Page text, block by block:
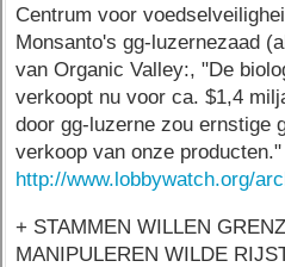
Centrum voor
Monsanto's gg-luzernezaad
van Organic Valley:, "De
verkoopt nu voor ca. $1,4
door gg-luzerne zou ernstige
verkoop van onze producten."
http://www.lobbywatch.org/
+ STAMMEN WILLEN
MANIPULEREN WILDE